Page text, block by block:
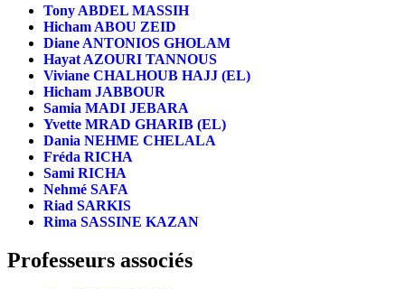
Tony ABDEL MASSIH
Hicham ABOU ZEID
Diane ANTONIOS GHOLAM
Hayat AZOURI TANNOUS
Viviane CHALHOUB HAJJ (EL)
Hicham JABBOUR
Samia MADI JEBARA
Yvette MRAD GHARIB (EL)
Dania NEHME CHELALA
Fréda RICHA
Sami RICHA
Nehmé SAFA
Riad SARKIS
Rima SASSINE KAZAN
Professeurs associés